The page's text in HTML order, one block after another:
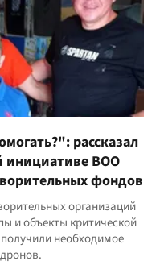
рассказал
инициативе ВОО
фондов
организаций
и объекты критической
необходимое